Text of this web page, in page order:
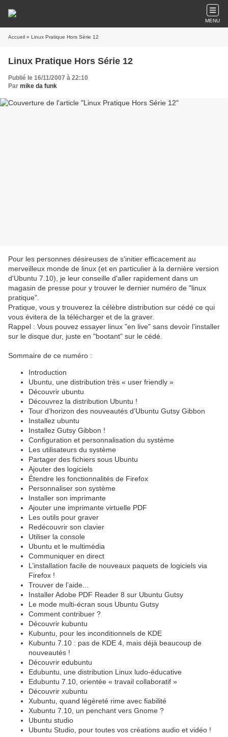
MENU
Accueil » Linux Pratique Hors Série 12
Linux Pratique Hors Série 12
Publié le 16/11/2007 à 22:10
Par mike da funk
Pour les personnes désireuses de s'initier efficacement au
merveilleux monde de linux (et en particulier à la dernière version
d'Ubuntu 7.10), je leur conseille d'aller rapidement dans un
magasin de presse pour y trouver le dernier numéro de "linux
pratique".
Pratique, vous y trouverez la célèbre distribution sur cédé ce qui
vous évitera de la télécharger et de la graver.
Rappel : Vous pouvez essayer linux "en live" sans devoir l'installer
sur le disque dur, juste en "bootant" sur le cédé.
Sommaire de ce numéro :
Introduction
Ubuntu, une distribution très « user friendly »
Découvrir ubuntu
Découvrez la distribution Ubuntu !
Tour d’horizon des nouveautés d’Ubuntu Gutsy Gibbon
Installez ubuntu
Installez Gutsy Gibbon !
Configuration et personnalisation du système
Les utilisateurs du système
Partager des fichiers sous Ubuntu
Ajouter des logiciels
Étendre les fonctionnalités de Firefox
Personnaliser son système
Installer son imprimante
Ajouter une imprimante virtuelle PDF
Les outils pour graver
Redécouvrir son clavier
Utiliser la console
Ubuntu et le multimédia
Communiquer en direct
L’installation facile de nouveaux paquets de logiciels via
Firefox !
Trouver de l’aide...
Installer Adobe PDF Reader 8 sur Ubuntu Gutsy
Le mode multi-écran sous Ubuntu Gutsy
Comment contribuer ?
Découvrir kubuntu
Kubuntu, pour les inconditionnels de KDE
Kubuntu 7.10 : pas de KDE 4, mais déjà beaucoup de
nouveautés !
Découvrir edubuntu
Edubuntu, une distribution Linux ludo-éducative
Edubuntu 7.10, orientée « travail collaboratif »
Découvrir xubuntu
Xubuntu, quand légèreté rime avec fiabilité
Xubuntu 7.10, un penchant vers Gnome ?
Ubuntu studio
Ubuntu Studio, pour toutes vos créations audio et vidéo !